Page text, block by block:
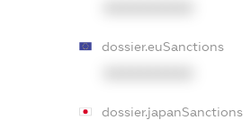
dossier.euSanctions
dossier.japanSanctions